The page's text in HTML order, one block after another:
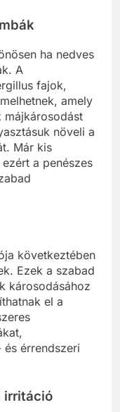
ha nedves
A
fajok,
amely
növeli a
Már kis
a penészes
következtében
Ezek a szabad
károsodásához
el a
érrendszeri
irritáció